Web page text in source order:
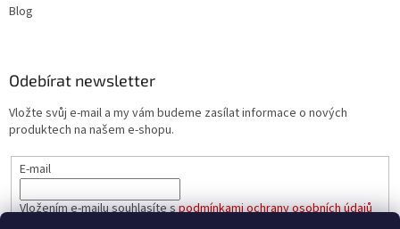
Blog
Odebírat newsletter
Vložte svůj e-mail a my vám budeme zasílat informace o nových
produktech na našem e-shopu.
E-mail
Vložením e-mailu souhlasíte spodmínkami ochrany osobních údajů